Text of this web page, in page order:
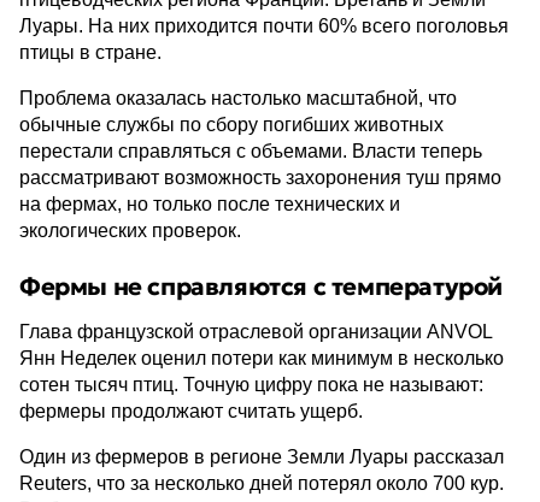
Луары. На них приходится почти 60% всего поголовья
птицы в стране.
Проблема оказалась настолько масштабной, что
обычные службы по сбору погибших животных
перестали справляться с объемами. Власти теперь
рассматривают возможность захоронения туш прямо
на фермах, но только после технических и
экологических проверок.
Фермы не справляются с температурой
Глава французской отраслевой организации ANVOL
Янн Неделек оценил потери как минимум в несколько
сотен тысяч птиц. Точную цифру пока не называют:
фермеры продолжают считать ущерб.
Один из фермеров в регионе Земли Луары рассказал
Reuters, что за несколько дней потерял около 700 кур.